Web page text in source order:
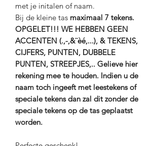
met je initalen of naam.
Bij de kleine tas maximaal 7 tekens.
OPGELET!!! WE HEBBEN GEEN
ACCENTEN (.,-,&¨èé,...), & TEKENS,
CIJFERS, PUNTEN, DUBBELE
PUNTEN, STREEPJES,.. Gelieve hier
rekening mee te houden. Indien u de
naam toch ingeeft met leestekens of
speciale tekens dan zal dit zonder de
speciale tekens op de tas geplaatst
worden.